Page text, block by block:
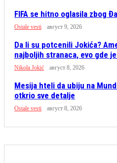
FIFA se hitno oglasila zbog
Ostale vesti август 9, 2026
Da li su potcenili Jokića?
najboljih stranaca, evo gde
Nikola Jokić август 8, 2026
Mesija hteli da ubiju na
otkrio sve detalje
Ostale vesti август 8, 2026